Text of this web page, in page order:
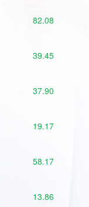
82.08
39.45
37.90
19.17
58.17
13.86